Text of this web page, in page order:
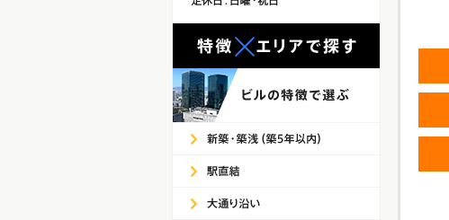
久太郎町
久太郎町
土佐
久太郎町
久太郎町
土佐